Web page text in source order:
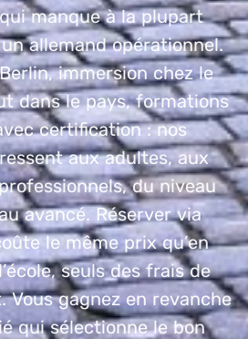
manque à la plupart
allemand opérationnel.
immersion chez le
dans le pays, formations
certification : nos
aux adultes, aux
du niveau
avancé. Réserver via
le même prix qu’en
seuls des frais de
Vous gagnez en revanche
qui sélectionne le bon